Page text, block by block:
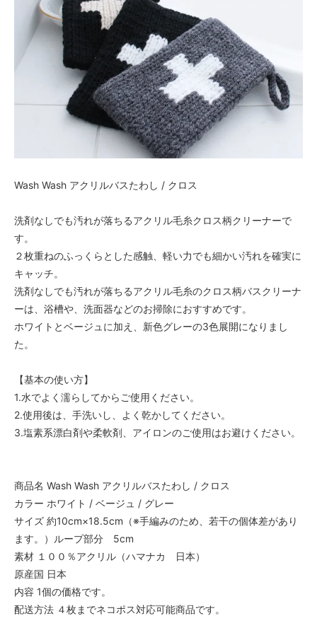
Wash Wash アクリルバスたわし / クロス
洗剤なしでも汚れが落ちるアクリル毛糸クロス柄クリーナーで
す。
２枚重ねのふっくらとした感触、軽い力でも細かい汚れを確実に
キャッチ。
洗剤なしでも汚れが落ちるアクリル毛糸のクロス柄バスクリーナ
ーは、浴槽や、洗面器などのお掃除におすすめです。
ホワイトとベージュに加え、新色グレーの3色展開になりまし
た。
【基本の使い方】
1.水でよく濡らしてからご使用ください。
2.使用後は、手洗いし、よく乾かしてください。
3.塩素系漂白剤や柔軟剤、アイロンのご使用はお避けください。
商品名 Wash Wash アクリルバスたわし / クロス
カラー ホワイト / ベージュ / グレー
サイズ 約10cm×18.5cm（※手編みのため、若干の個体差があり
ます。）ループ部分 5cm
素材 １００％アクリル（ハマナカ 日本）
原産国 日本
内容 1個の価格です。
配送方法 ４枚までネコポス対応可能商品です。